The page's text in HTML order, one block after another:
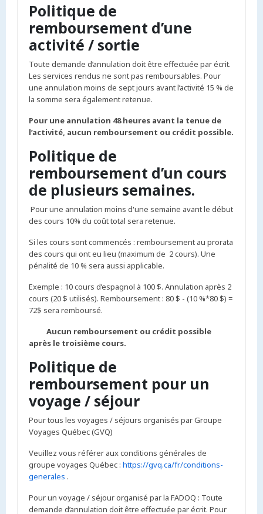
Politique de
remboursement d’une
activité / sortie
Toute demande d’annulation doit être effectuée par écrit.
Les services rendus ne sont pas remboursables. Pour
une annulation moins de sept jours avant l’activité 15 % de
la somme sera également retenue.
Pour une annulation 48 heures avant la tenue de
l’activité, aucun remboursement ou crédit possible.
Politique de
remboursement d’un cours
de plusieurs semaines.
Pour une annulation moins d'une semaine avant le début
des cours 10% du coût total sera retenue.
Si les cours sont commencés : remboursement au prorata
des cours qui ont eu lieu (maximum de 2 cours). Une
pénalité de 10 % sera aussi applicable.
Exemple : 10 cours d’espagnol à 100 $. Annulation après 2
cours (20 $ utilisés). Remboursement : 80 $ - (10 %*80 $) =
72$ sera remboursé.
Aucun remboursement ou crédit possible
après le troisième cours.
Politique de
remboursement pour un
voyage / séjour
Pour tous les voyages / séjours organisés par Groupe
Voyages Québec (GVQ)
Veuillez vous référer aux conditions générales de
groupe voyages Québec : https://gvq.ca/fr/conditions-
generales .
Pour un voyage / séjour organisé par la FADOQ : Toute
demande d’annulation doit être effectuée par écrit. Pour